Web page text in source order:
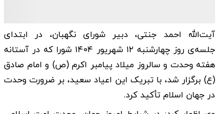
آیت‌الله احمد جنتی، دبیر شورای نگهبان، در ابتدای
جلسه‌ی روز چهارشنبه ۱۲ شهریور ۱۴۰۴ شورا که در آستانه
هفته وحدت و سالروز میلاد پیامبر اکرم (ص) و امام صادق
(ع) برگزار شد، با تبریک این اعیاد سعید، بر ضرورت وحدت
در جهان اسلام تأکید کرد.